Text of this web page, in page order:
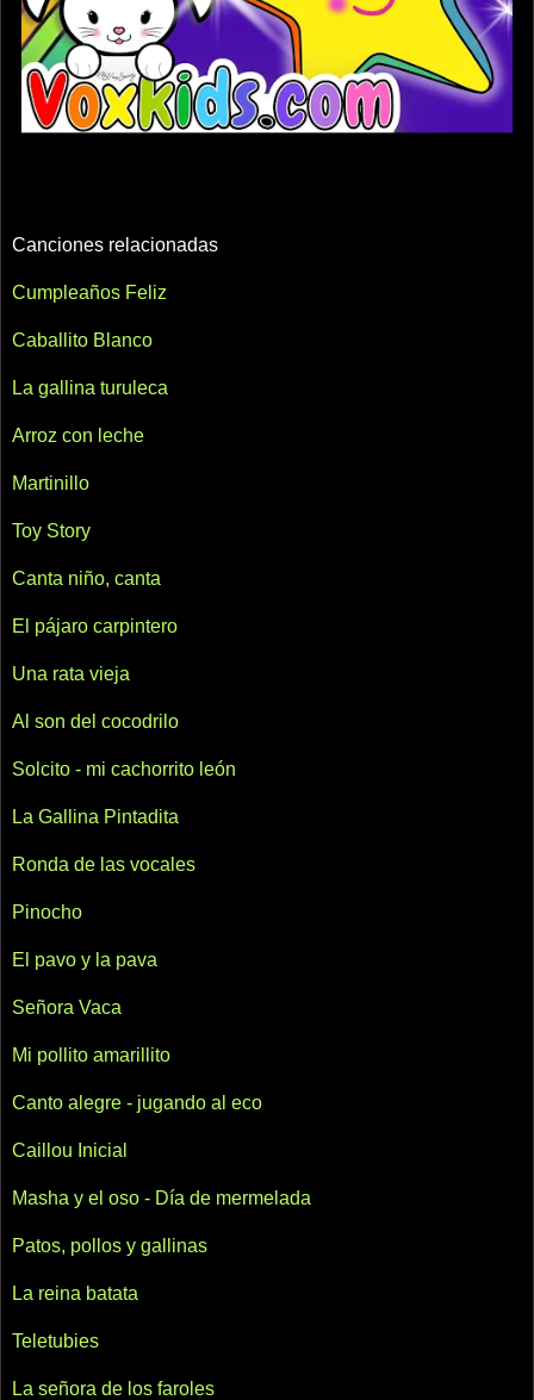
Canciones relacionadas
Cumpleaños Feliz
Caballito Blanco
La gallina turuleca
Arroz con leche
Martinillo
Toy Story
Canta niño, canta
El pájaro carpintero
Una rata vieja
Al son del cocodrilo
Solcito - mi cachorrito león
La Gallina Pintadita
Ronda de las vocales
Pinocho
El pavo y la pava
Señora Vaca
Mi pollito amarillito
Canto alegre - jugando al eco
Caillou Inicial
Masha y el oso - Día de mermelada
Patos, pollos y gallinas
La reina batata
Teletubies
La señora de los faroles